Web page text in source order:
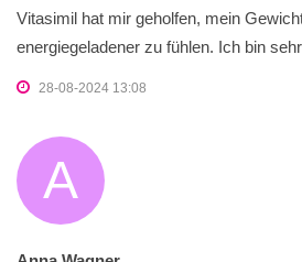
Vitasimil hat mir geholfen, mein
energiegeladener zu fühlen. Ich bin
28-08-2024 13:08
A